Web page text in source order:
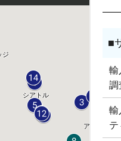
輸
調
輸
テ